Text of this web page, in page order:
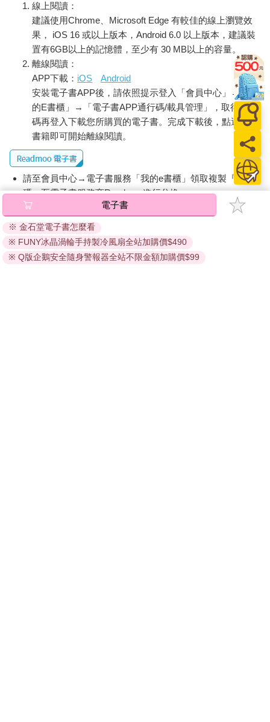
線上閱讀：
建議使用Chrome、Microsoft Edge 有較佳的線上瀏覽效
果， iOS 16 或以上版本，Android 6.0 以上版本，建議裝
置有6GB以上的記憶體，至少有 30 MB以上的容量。
離線閱讀：
APP下載： iOS
Android
安裝電子書APP後，請依照提示登入「會員中心」→「我
的E書櫃」→「電子書APP通行碼/載具管理」，取得通行
碼再登入下載您所購買的電子書。完成下載後，點選任一
書籍即可開始離線閱讀。
請至會員中心→電子書服務「我的e書櫃」領取複製『兌換
碼』至電子書服務商Readmoo進行兌換。
退換貨須知：
因版權保護，您在金石堂所購買的電子書僅能以金石堂專屬
的閱讀軟體開啟閱讀，無法以其他閱讀器或直接下載檔案。
依據「消費者保護法」第19條及行政院消費者保護處公告之
電子書
※ 金石堂電子書怎麼看
※ FUNY冰晶渦輪手持製冷風扇全站加購價$490
※ Q版企鵝安全隨身警報器全站不限金額加購價$99